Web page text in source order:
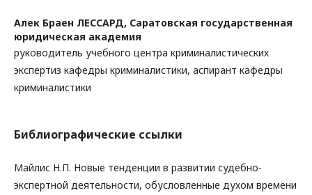
Алек Браен ЛЕССАРД, Саратовская государственная
юридическая академия
руководитель учебного центра криминалистических
экспертиз кафедры криминалистики, аспирант кафедры
криминалистики
Библиографические ссылки
Майлис Н.П. Новые тенденции в развитии судебно-
экспертной деятельности, обусловленные духом времени